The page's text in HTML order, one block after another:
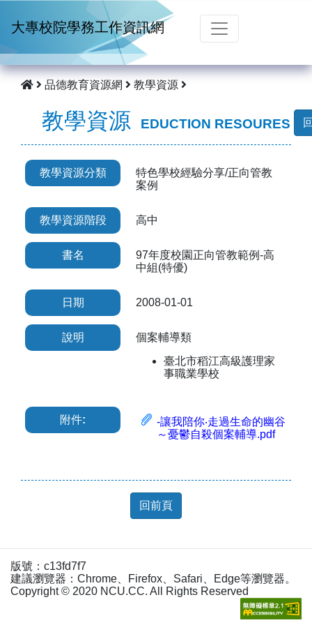
大專校院學務工作資訊網
品德教育資源網 教學資源
教學資源 EDUCTION RESOURES
教學資源分類
特色學校經驗分享/正向管教
案例
教學資源階段 高中
書名
97年度校園正向管教範例-高
中組(特優)
日期 2008-01-01
說明
個案輔導類
臺北市稻江高級護理家
事職業學校
附件:
-讓我陪你‧走過生命的幽谷
～憂鬱自殺個案輔導.pdf
回前頁
版號：c13fd7f7
建議瀏覽器：Chrome、Firefox、Safari、Edge等瀏覽器。
Copyright © 2020 NCU.CC. All Rights Reserved